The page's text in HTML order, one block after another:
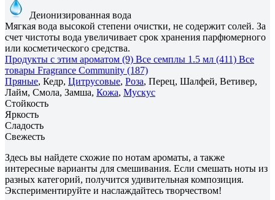
Деионизированная вода
Мягкая вода высокой степени очистки, не содержит солей. За
счет чистоты вода увеличивает срок хранения парфюмерного
или косметического средства.
Продукты с этим ароматом (9) Все семплы 1.5 мл (411) Все
товары Fragrance Community (187)
Пряные, Кедр, Цитрусовые, Роза, Перец, Шалфей, Ветивер,
Лайм, Смола, Замша, Кожа, Мускус
Стойкость
Яркость
Сладость
Свежесть
Здесь вы найдете схожие по нотам ароматы, а также
интересные варианты для смешивания. Если смешать ноты из
разных категорий, получится удивительная композиция.
Экспериментируйте и наслаждайтесь творчеством!